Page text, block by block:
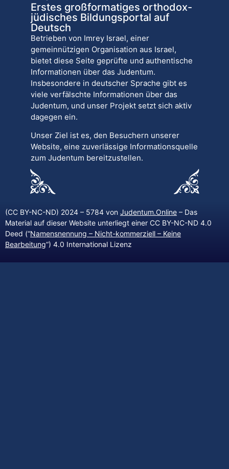
Erstes großformatiges orthodox-
jüdisches Bildungsportal auf
Deutsch
Betrieben von Imrey Israel, einer
gemeinnützigen Organisation aus Israel,
bietet diese Seite geprüfte und authentische
Informationen über das Judentum.
Insbesondere in deutscher Sprache gibt es
viele verfälschte Informationen über das
Judentum, und unser Projekt setzt sich aktiv
dagegen ein.
Unser Ziel ist es, den Besuchern unserer
Website, eine zuverlässige Informationsquelle
zum Judentum bereitzustellen.
(CC BY-NC-ND) 2024 – 5784 von Judentum.Online – Das
Material auf dieser Website unterliegt einer CC BY-NC-ND 4.0
Deed (“Namensnennung – Nicht-kommerziell – Keine
Bearbeitung“) 4.0 International Lizenz